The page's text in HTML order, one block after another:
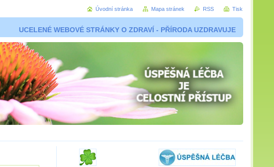
UCELENÉ WEBOVÉ STRÁNKY O ZDRAVÍ - PŘÍRODA UZDRAVUJE
Úvodní stránka Mapa stránek RSS Tisk